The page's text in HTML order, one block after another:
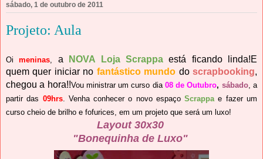
sábado, 1 de outubro de 2011
Projeto: Aula
Oi meninas a NOVA Loja Scrappaestá ficando linda!E
quem quer iniciar no fantástico mundo doscrapbooking,
chegou a hora!!Vou ministrar um curso dia 08 de Outubro, sábado, a
partir das 09hrs. Venha conhecer o novo espaçoScrappa e fazer um
curso cheio de brilho e fofurices, em um projeto que será um luxo!
Layout 30x30
"Bonequinha de Luxo"